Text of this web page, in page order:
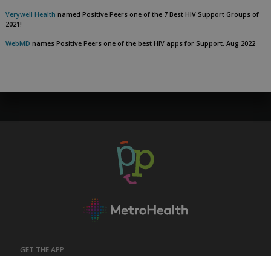
Verywell Health named Positive Peers one of the 7 Best HIV Support Groups of
2021!
WebMD names Positive Peers one of the best HIV apps for Support. Aug 2022
GET THE APP